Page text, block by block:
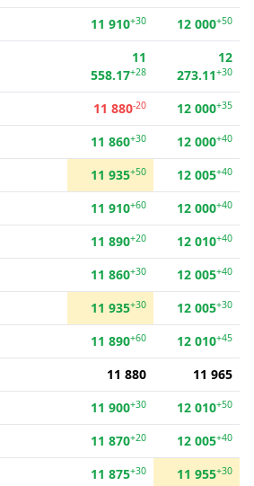
11 910+30 12 000+50
11
558.17+28
12
273.11+30
11 880-20 12 000+35
11 860+30 12 000+40
11 935+50 12 005+40
11 910+60 12 000+40
11 890+20 12 010+40
11 860+30 12 005+40
11 935+30 12 005+30
11 890+60 12 010+45
11 880
11 965
11 900+30 12 010+50
11 870+20 12 005+40
11 875+30 11 955+30